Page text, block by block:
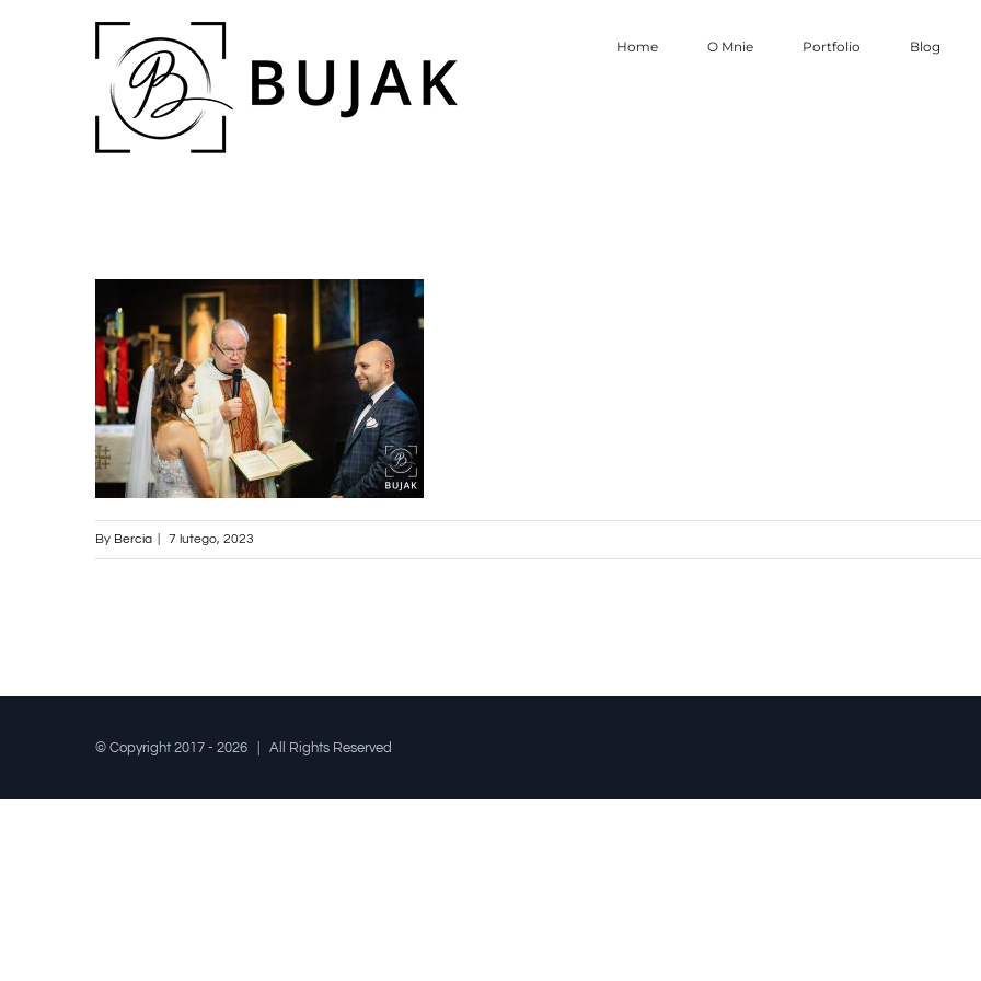
Home O Mnie Portfolio Blog
By Bercia 7 lutego, 2023
© Copyright 2017 - 2026 | All Rights Reserved